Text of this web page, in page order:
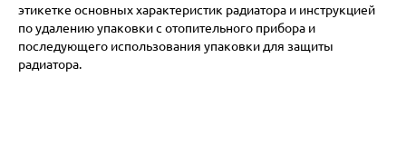
этикетке основных характеристик радиатора и инструкцией
по удалению упаковки с отопительного прибора и
последующего использования упаковки для защиты
радиатора.